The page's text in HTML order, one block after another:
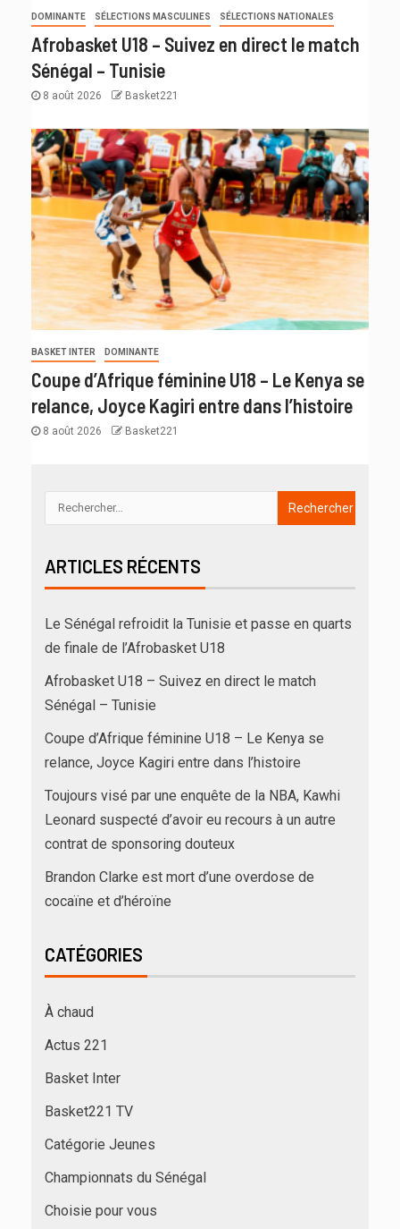
DOMINANTE SÉLECTIONS MASCULINES SÉLECTIONS NATIONALES
Afrobasket U18 – Suivez en direct le match
Sénégal – Tunisie
8 août 2026 Basket221
BASKET INTER DOMINANTE
Coupe d’Afrique féminine U18 – Le Kenya se
relance, Joyce Kagiri entre dans l’histoire
8 août 2026 Basket221
ARTICLES RÉCENTS
Le Sénégal refroidit la Tunisie et passe en quarts
de finale de l’Afrobasket U18
Afrobasket U18 – Suivez en direct le match
Sénégal – Tunisie
Coupe d’Afrique féminine U18 – Le Kenya se
relance, Joyce Kagiri entre dans l’histoire
Toujours visé par une enquête de la NBA, Kawhi
Leonard suspecté d’avoir eu recours à un autre
contrat de sponsoring douteux
Brandon Clarke est mort d’une overdose de
cocaïne et d’héroïne
CATÉGORIES
À chaud
Actus 221
Basket Inter
Basket221 TV
Catégorie Jeunes
Championnats du Sénégal
Choisie pour vous